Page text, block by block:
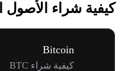
كيفية شراء
Bitcoin
كيفية شراء BTC